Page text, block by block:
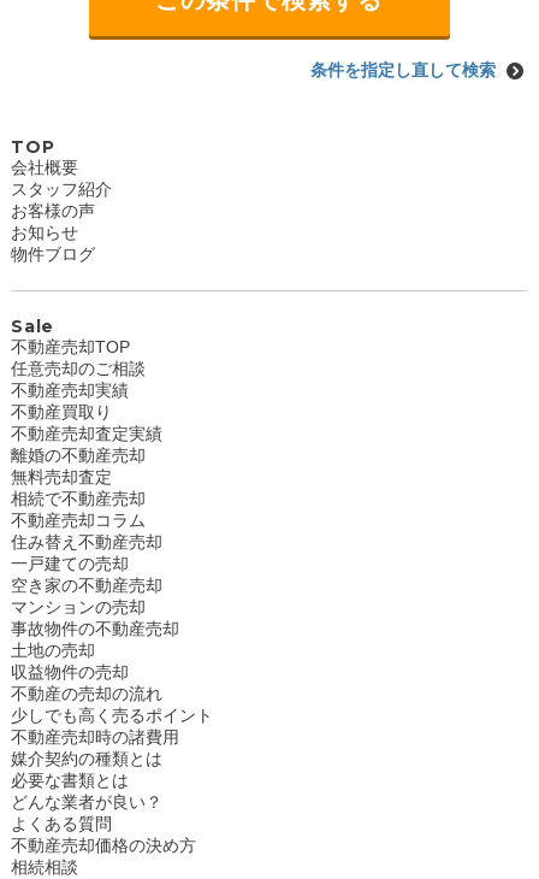
条件を指定し直して検索
TOP
会社概要
スタッフ紹介
お客様の声
お知らせ
物件ブログ
Sale
不動産売却TOP
任意売却のご相談
不動産売却実績
不動産買取り
不動産売却査定実績
離婚の不動産売却
無料売却査定
相続で不動産売却
不動産売却コラム
住み替え不動産売却
一戸建ての売却
空き家の不動産売却
マンションの売却
事故物件の不動産売却
土地の売却
収益物件の売却
不動産の売却の流れ
少しでも高く売るポイント
不動産売却時の諸費用
媒介契約の種類とは
必要な書類とは
どんな業者が良い？
よくある質問
不動産売却価格の決め方
相続相談